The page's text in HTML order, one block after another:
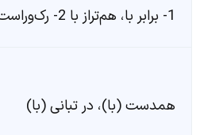
1- برابر با، هم‌تراز با 2- رک‌وراست بودن با
همدست (با)، در تبانی (با)